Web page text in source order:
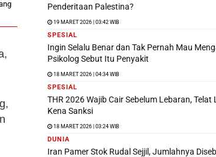
Penderitaan Palestina?
19 MARET 2026 | 03:42 WIB
SPESIAL
Ingin Selalu Benar dan Tak Pernah Mau
Psikolog Sebut Itu Penyakit
18 MARET 2026 | 04:34 WIB
SPESIAL
THR 2026 Wajib Cair Sebelum Lebaran, Telat
Kena Sanksi
18 MARET 2026 | 03:24 WIB
DUNIA
Iran Pamer Stok Rudal Sejjil, Jumlahnya